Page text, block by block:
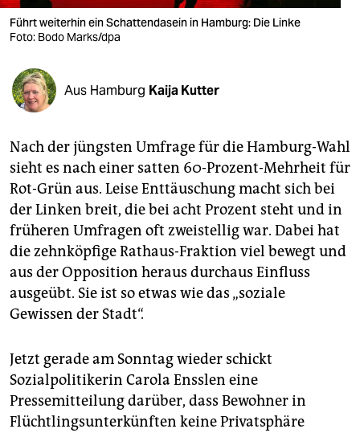
verlag
veranstaltungen
shop
fragen & hilfe
unterstützen
abo
genossenschaft
epaper login
Führt weiterhin ein Schattendasein in Hamburg: Die Linke
Foto: Bodo Marks/dpa
Aus Hamburg Kaija Kutter
Nach der jüngsten Umfrage für die Hamburg-Wahl
sieht es nach einer satten 60-Prozent-Mehrheit für
Rot-Grün aus. Leise Enttäuschung macht sich bei
der Linken breit, die bei acht Prozent steht und in
früheren Umfragen oft zweistellig war. Dabei hat
die zehnköpfige Rathaus-Fraktion viel bewegt und
aus der Opposition heraus durchaus Einfluss
ausgeübt. Sie ist so etwas wie das „soziale
Gewissen der Stadt“.
Jetzt gerade am Sonntag wieder schickt
Sozialpolitikerin Carola Ensslen eine
Pressemitteilung darüber, dass Bewohner in
Flüchtlingsunterkünften keine Privatsphäre